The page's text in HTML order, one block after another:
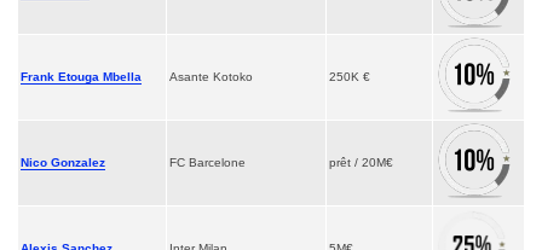
Frank Etouga Mbella Asante Kotoko 250K €
Nico Gonzalez FC Barcelone prêt / 20M€